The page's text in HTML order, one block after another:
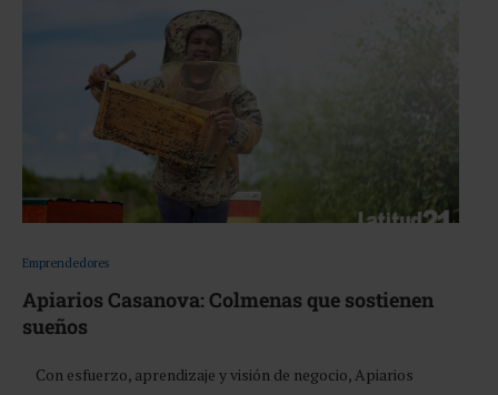
Emprendedores
Apiarios Casanova: Colmenas que sostienen
sueños
Con esfuerzo, aprendizaje y visión de negocio, Apiarios